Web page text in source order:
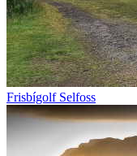
Frisbígolf Selfoss